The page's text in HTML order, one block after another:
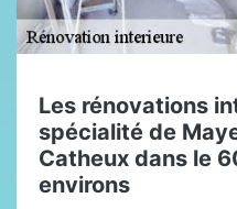
Les rénovations
spécialité de
Catheux dans le
environs